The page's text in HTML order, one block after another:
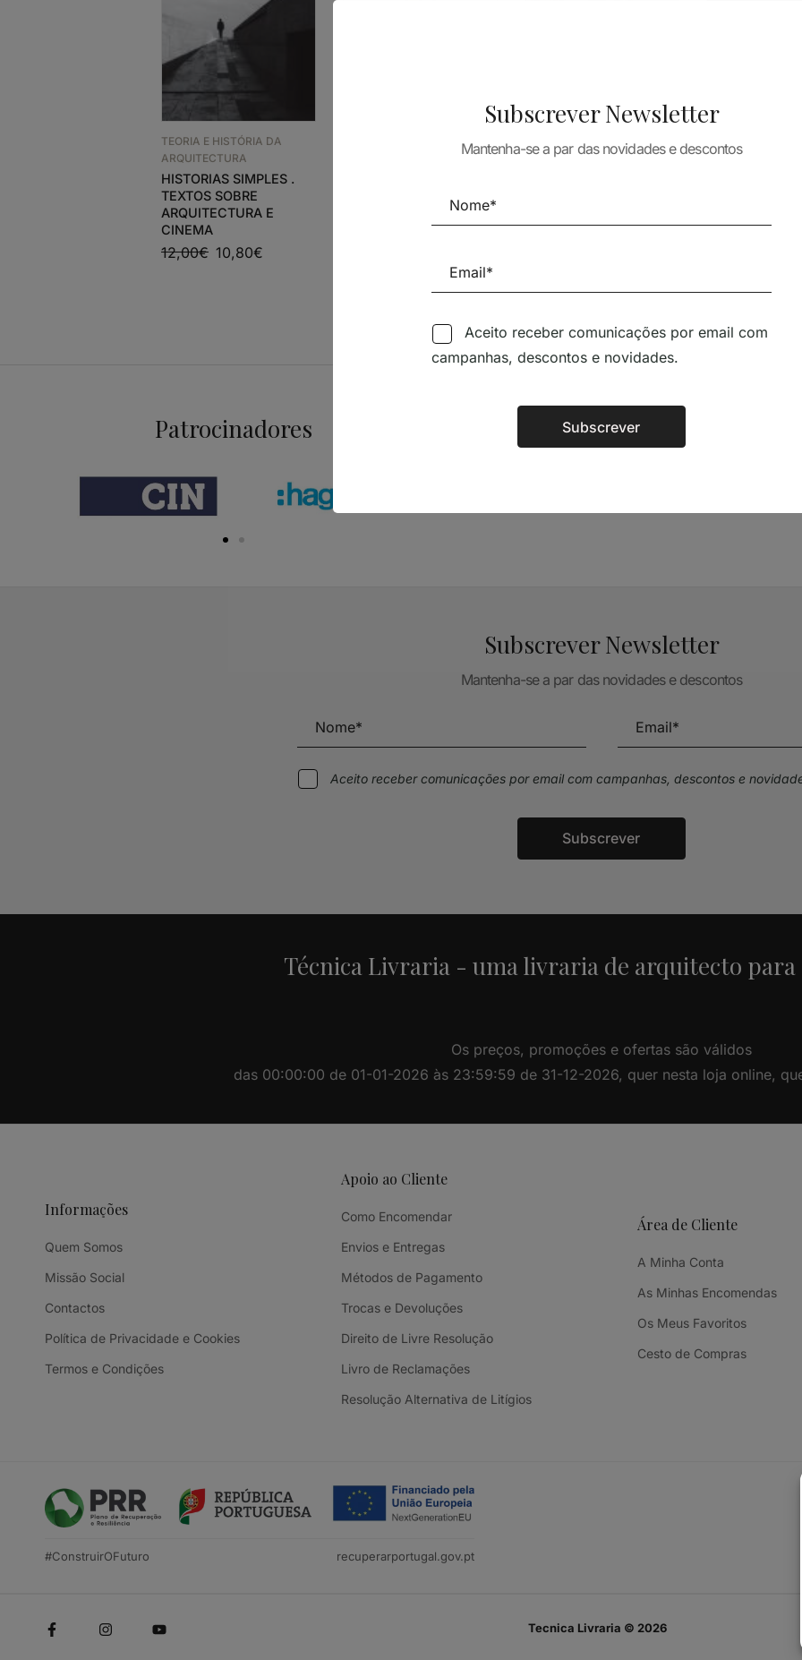
TEORIA E HISTÓRIA DA
ARQUITECTURA
HISTORIAS SIMPLES .
TEXTOS SOBRE
ARQUITECTURA E
CINEMA
12,00€ 10,80€
TEORIA E HISTÓRIA DA
TEORIA E
14,84€ 13,36
Patrocinadores Siga-nos nas Redes
Subscrever Newsletter
Mantenha-se a par das novidades e descontos
Aceito receber comunicações por email com campanhas, descontos e
Subscrever
Técnica Livraria - uma livraria de arquitecto
Os preços, promoções e ofertas são válidos
das 00:00:00 de 01-01-2026 às 23:59:59 de 31-12-2026, quer nesta loja online,
Informações
Quem Somos
Missão Social
Contactos
Política de Privacidade e Cookies
Termos e Condições
Apoio ao Cliente
Como Encomendar
Envios e Entregas
Métodos de Pagamento
Trocas e Devoluções
Direito de Livre Resolução
Livro de Reclamações
Resolução Alternativa de Litígios
Área de Cliente
A Minha Conta
As Minhas Encomendas
Os Meus Favoritos
Cesto de Compras
#ConstruirOFuturo recuperarportugal.gov.pt
Tecnica Livraria © 2026
Subscrever Newsletter
Mantenha-se a par das novidades e descontos
Aceito receber comunicações por email com
campanhas, descontos e novidades.
Subscrever